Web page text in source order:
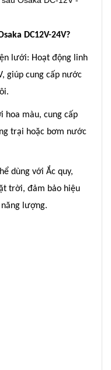
DC12V-24V?
lưới: Hoạt động linh
giúp cung cấp nước
hoa màu, cung cấp
trại hoặc bơm nước
dùng với Ắc quy,
trời, đảm bảo hiệu
lượng.